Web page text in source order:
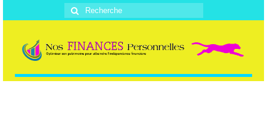
Rechercher
: